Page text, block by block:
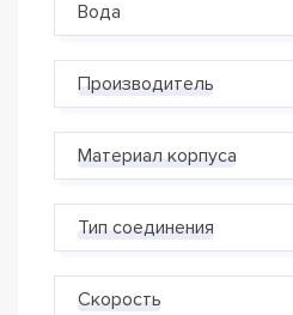
Производитель
Материал корпуса
Тип соединения
Скорость